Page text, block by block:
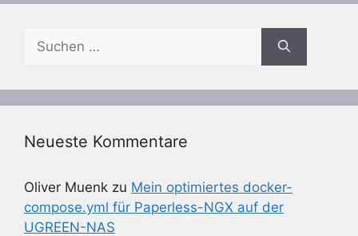
Suchen
nach:
Neueste Kommentare
Oliver Muenk zu Mein optimiertes docker-
compose.yml für Paperless-NGX auf der
UGREEN-NAS